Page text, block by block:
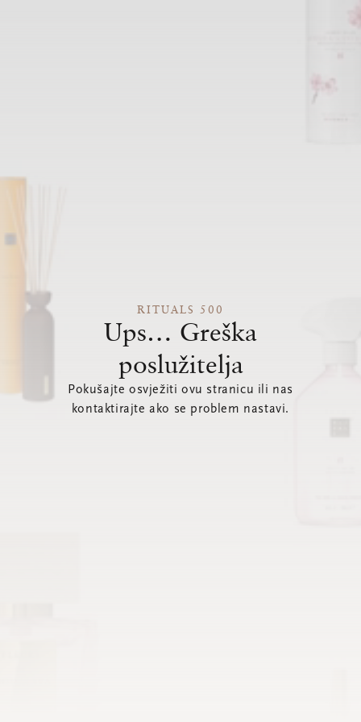
RITUALS 500
Ups… Greška
poslužitelja
Pokušajte osvježiti ovu stranicu ili nas
kontaktirajte ako se problem nastavi.